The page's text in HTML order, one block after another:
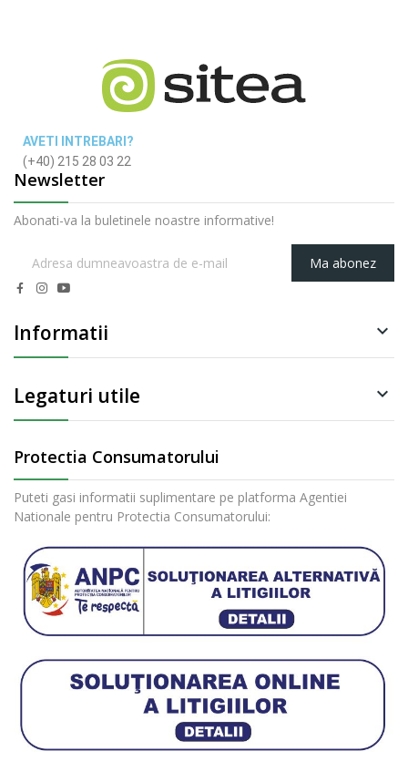
AVETI INTREBARI?
(+40) 215 28 03 22
Newsletter
Abonati-va la buletinele noastre informative!
Ma abonez
Informatii 
Legaturi utile 
Protectia Consumatorului
Puteti gasi informatii suplimentare pe platforma Agentiei
Nationale pentru Protectia Consumatorului: